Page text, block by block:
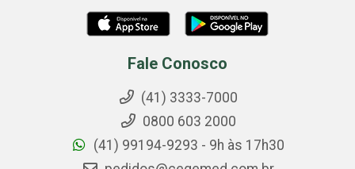
Fale Conosco
(41) 3333-7000
0800 603 2000
(41) 99194-9293 - 9h às 17h30